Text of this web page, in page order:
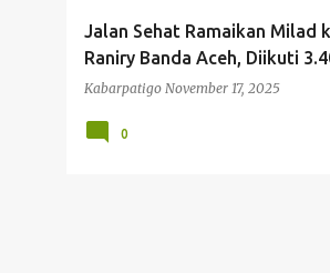
Jalan Sehat Ramaikan Milad
Raniry Banda Aceh, Diikuti
Kabarpatigo November 17, 2025
0